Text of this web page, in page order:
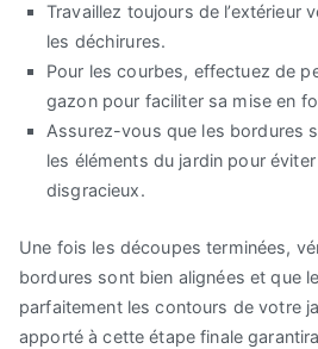
Travaillez toujours de l’extérieur
les déchirures.
Pour les courbes, effectuez de
gazon pour faciliter sa mise en
Assurez-vous que les bordures
les éléments du jardin pour
disgracieux.
Une fois les découpes terminées,
bordures sont bien alignées et que
parfaitement les contours de votre
apporté à cette étape finale